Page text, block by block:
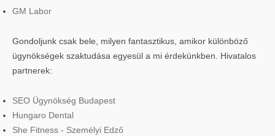
GM Labor
Gondoljunk csak bele, milyen fantasztikus, amikor különböző
ügynökségek szaktudása egyesül a mi érdekünkben. Hivatalos
partnerek:
SEO Ügynökség Budapest
Hungaro Dental
She Fitness - Személyi Edző